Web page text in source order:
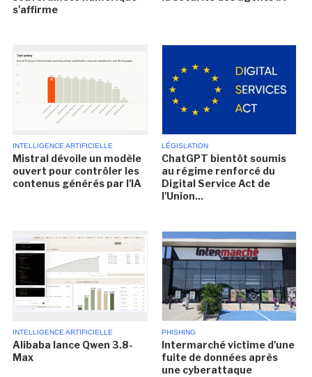
s'affirme
INTELLIGENCE ARTIFICIELLE
Mistral dévoile un modèle
ouvert pour contrôler les
contenus générés par l'IA
LÉGISLATION
ChatGPT bientôt soumis
au régime renforcé du
Digital Service Act de
l'Union...
INTELLIGENCE ARTIFICIELLE
Alibaba lance Qwen 3.8-
Max
PHISHING
Intermarché victime d'une
fuite de données après
une cyberattaque